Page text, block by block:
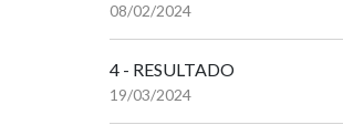
08/02/2024
4 - RESULTADO
19/03/2024